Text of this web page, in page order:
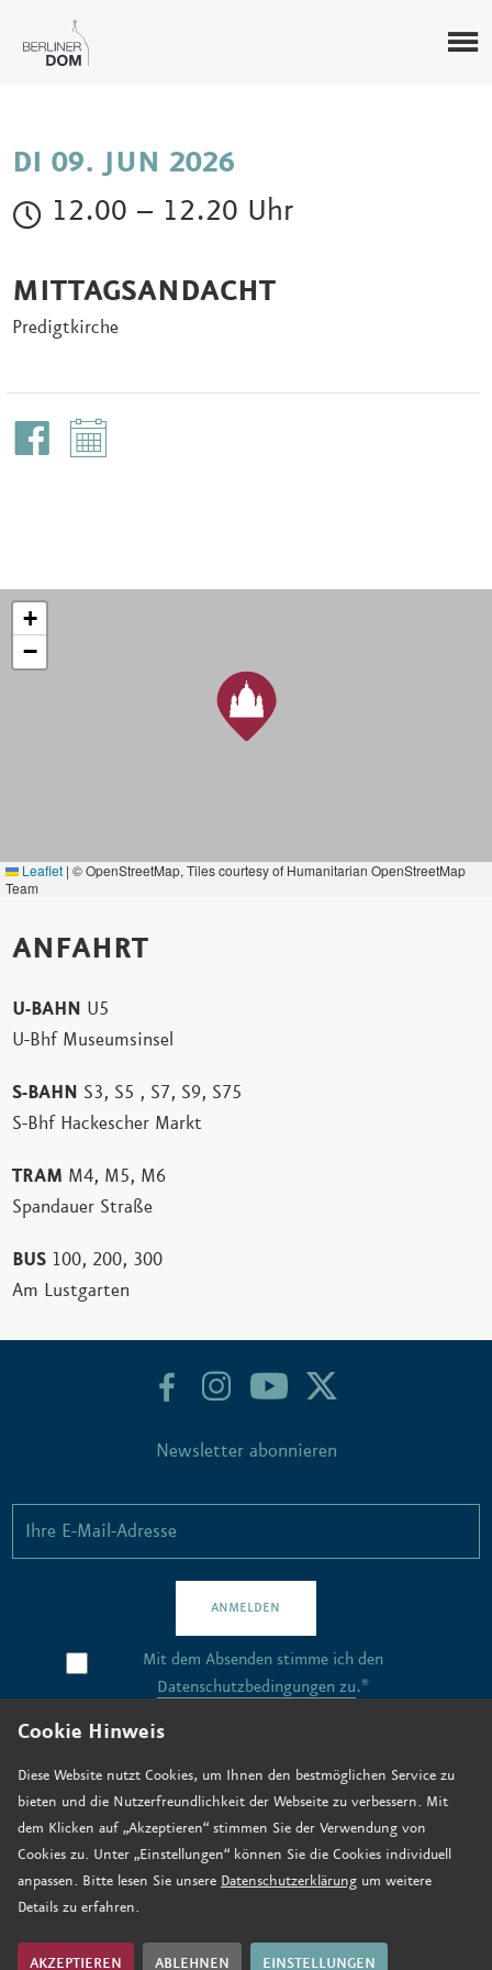
Cookie Hinweis
Diese Website nutzt Cookies, um Ihnen den bestmöglichen Service zu
bieten und die Nutzerfreundlichkeit der Webseite zu verbessern. Mit
dem Klicken auf „Akzeptieren“ stimmen Sie der Verwendung von
Cookies zu. Unter „Einstellungen“ können Sie die Cookies individuell
anpassen. Bitte lesen Sie unsere Datenschutzerklärung um weitere
Details zu erfahren.
AKZEPTIEREN ABLEHNEN EINSTELLUNGEN
DI 09. JUN 2026
12.00 – 12.20 Uhr
MITTAGSANDACHT
Predigtkirche
+
−
Leaflet | © OpenStreetMap, Tiles courtesy of Humanitarian OpenStreetMap
Team
ANFAHRT
U-BAHN U5
U-Bhf Museumsinsel
S-BAHN S3, S5 , S7, S9, S75
S-Bhf Hackescher Markt
TRAM M4, M5, M6
Spandauer Straße
BUS 100, 200, 300
Am Lustgarten
Newsletter abonnieren
ANMELDEN
Mit dem Absenden stimme ich den
Datenschutzbedingungen zu.*
Kontakt
Stellenangebote
Anfahrt
Jetzt spenden
Datenschutz